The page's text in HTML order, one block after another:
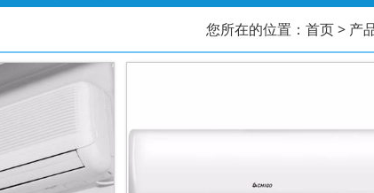
您所在的位置： 首页> 产